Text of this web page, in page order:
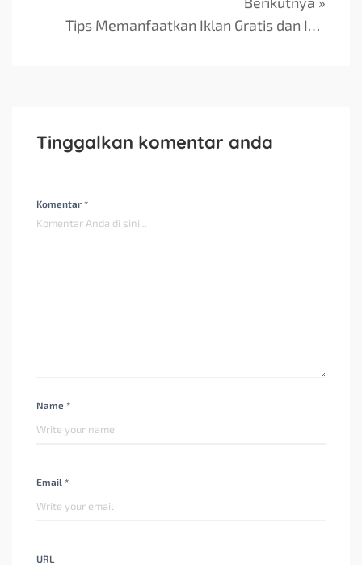
Tips Memanfaatkan Iklan Gratis dan Iklan Baris Efektif
Tinggalkan komentar anda
Komentar *
Name *
Email *
URL